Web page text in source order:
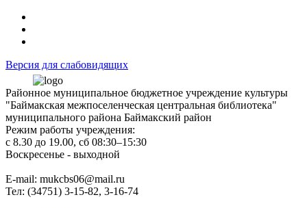
Версия для слабовидящих
Районное муниципальное бюджетное учреждение культуры
"Баймакская межпоселенческая центральная библиотека"
муниципального района Баймакский район
Режим работы учреждения:
с 8.30 до 19.00, сб 08:30–15:30
Воскресенье - выходной
Е-mail: mukcbs06@mail.ru
Тел: (34751) 3-15-82, 3-16-74